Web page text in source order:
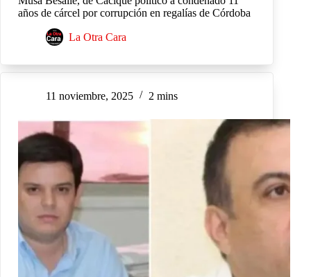
años de cárcel por corrupción en regalías de Córdoba
La Otra Cara
11 noviembre, 2025 2 mins